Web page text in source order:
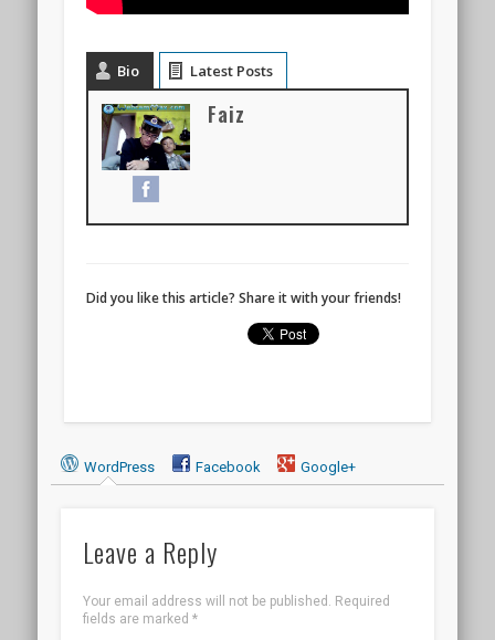
Bio Latest Posts
Faiz
Did you like this article? Share it with your friends!
WordPress Facebook Google+
Leave a Reply
Your email address will not be published. Required
fields are marked *